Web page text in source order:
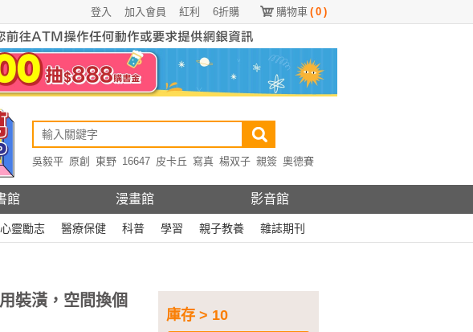
購物車 ( 0 )
6折購
紅利
加入會員
登入
吳毅平 原創 東野 16647 皮卡丘 寫真 楊双子 親簽 奧德賽
館 漫畫館 影音館
心靈勵志 醫療保健 科普 學習 親子教養 雜誌期刊
庫存 > 10
裝潢，空間換個